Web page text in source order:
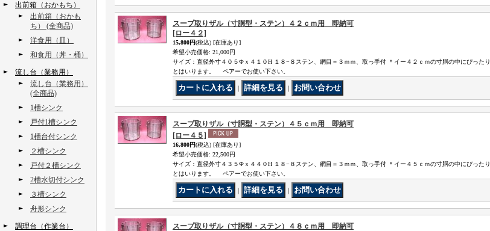
出前箱（おかもち）
出前箱（おかも
ち） (全商品)
洋食用（皿）
和食用（丼・桶）
流し台（業務用）
流し台（業務用）
(全商品)
1槽シンク
戸付1槽シンク
1槽台付シンク
２槽シンク
戸付２槽シンク
2槽水切付シンク
３槽シンク
舟形シンク
調理台（作業台）
スープ取りザル（寸胴型・ステン）４２ｃｍ用 即納可
[ロー４２]
15,800円(税込) [在庫あり]
希望小売価格: 21,000円
サイズ：直径外寸４０５Фｘ４１０H １８−８ステン、網目＝３ｍｍ、取っ手付 ＊イー４２ｃｍの寸胴の中にぴったり
とはいります。 ペアーでお使い下さい。
｜ ｜
スープ取りザル（寸胴型・ステン）４５ｃｍ用 即納可
[ロー４５]
16,800円(税込) [在庫あり]
希望小売価格: 22,500円
サイズ：直径外寸４３５Фｘ４４０H １８−８ステン、網目＝３ｍｍ、取っ手付 ＊イー４５ｃｍの寸胴の中にぴったり
とはいります。 ペアーでお使い下さい。
｜ ｜
スープ取りザル（寸胴型・ステン）４８ｃｍ用 即納可